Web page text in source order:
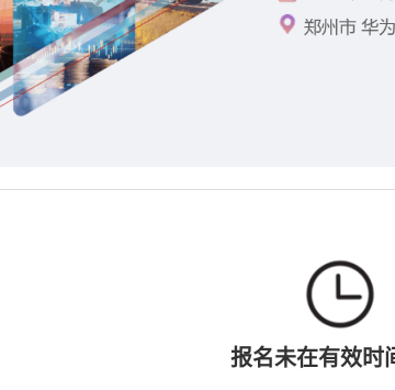
报名未在有效时